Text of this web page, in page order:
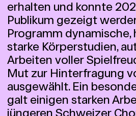
erhalten und konnte
Publikum gezeigt
Programm dynamische,
starke Körperstudien,
Arbeiten voller
Mut zur Hinterfragung
ausgewählt. Ein
galt einigen starken
jüngeren Schweizer